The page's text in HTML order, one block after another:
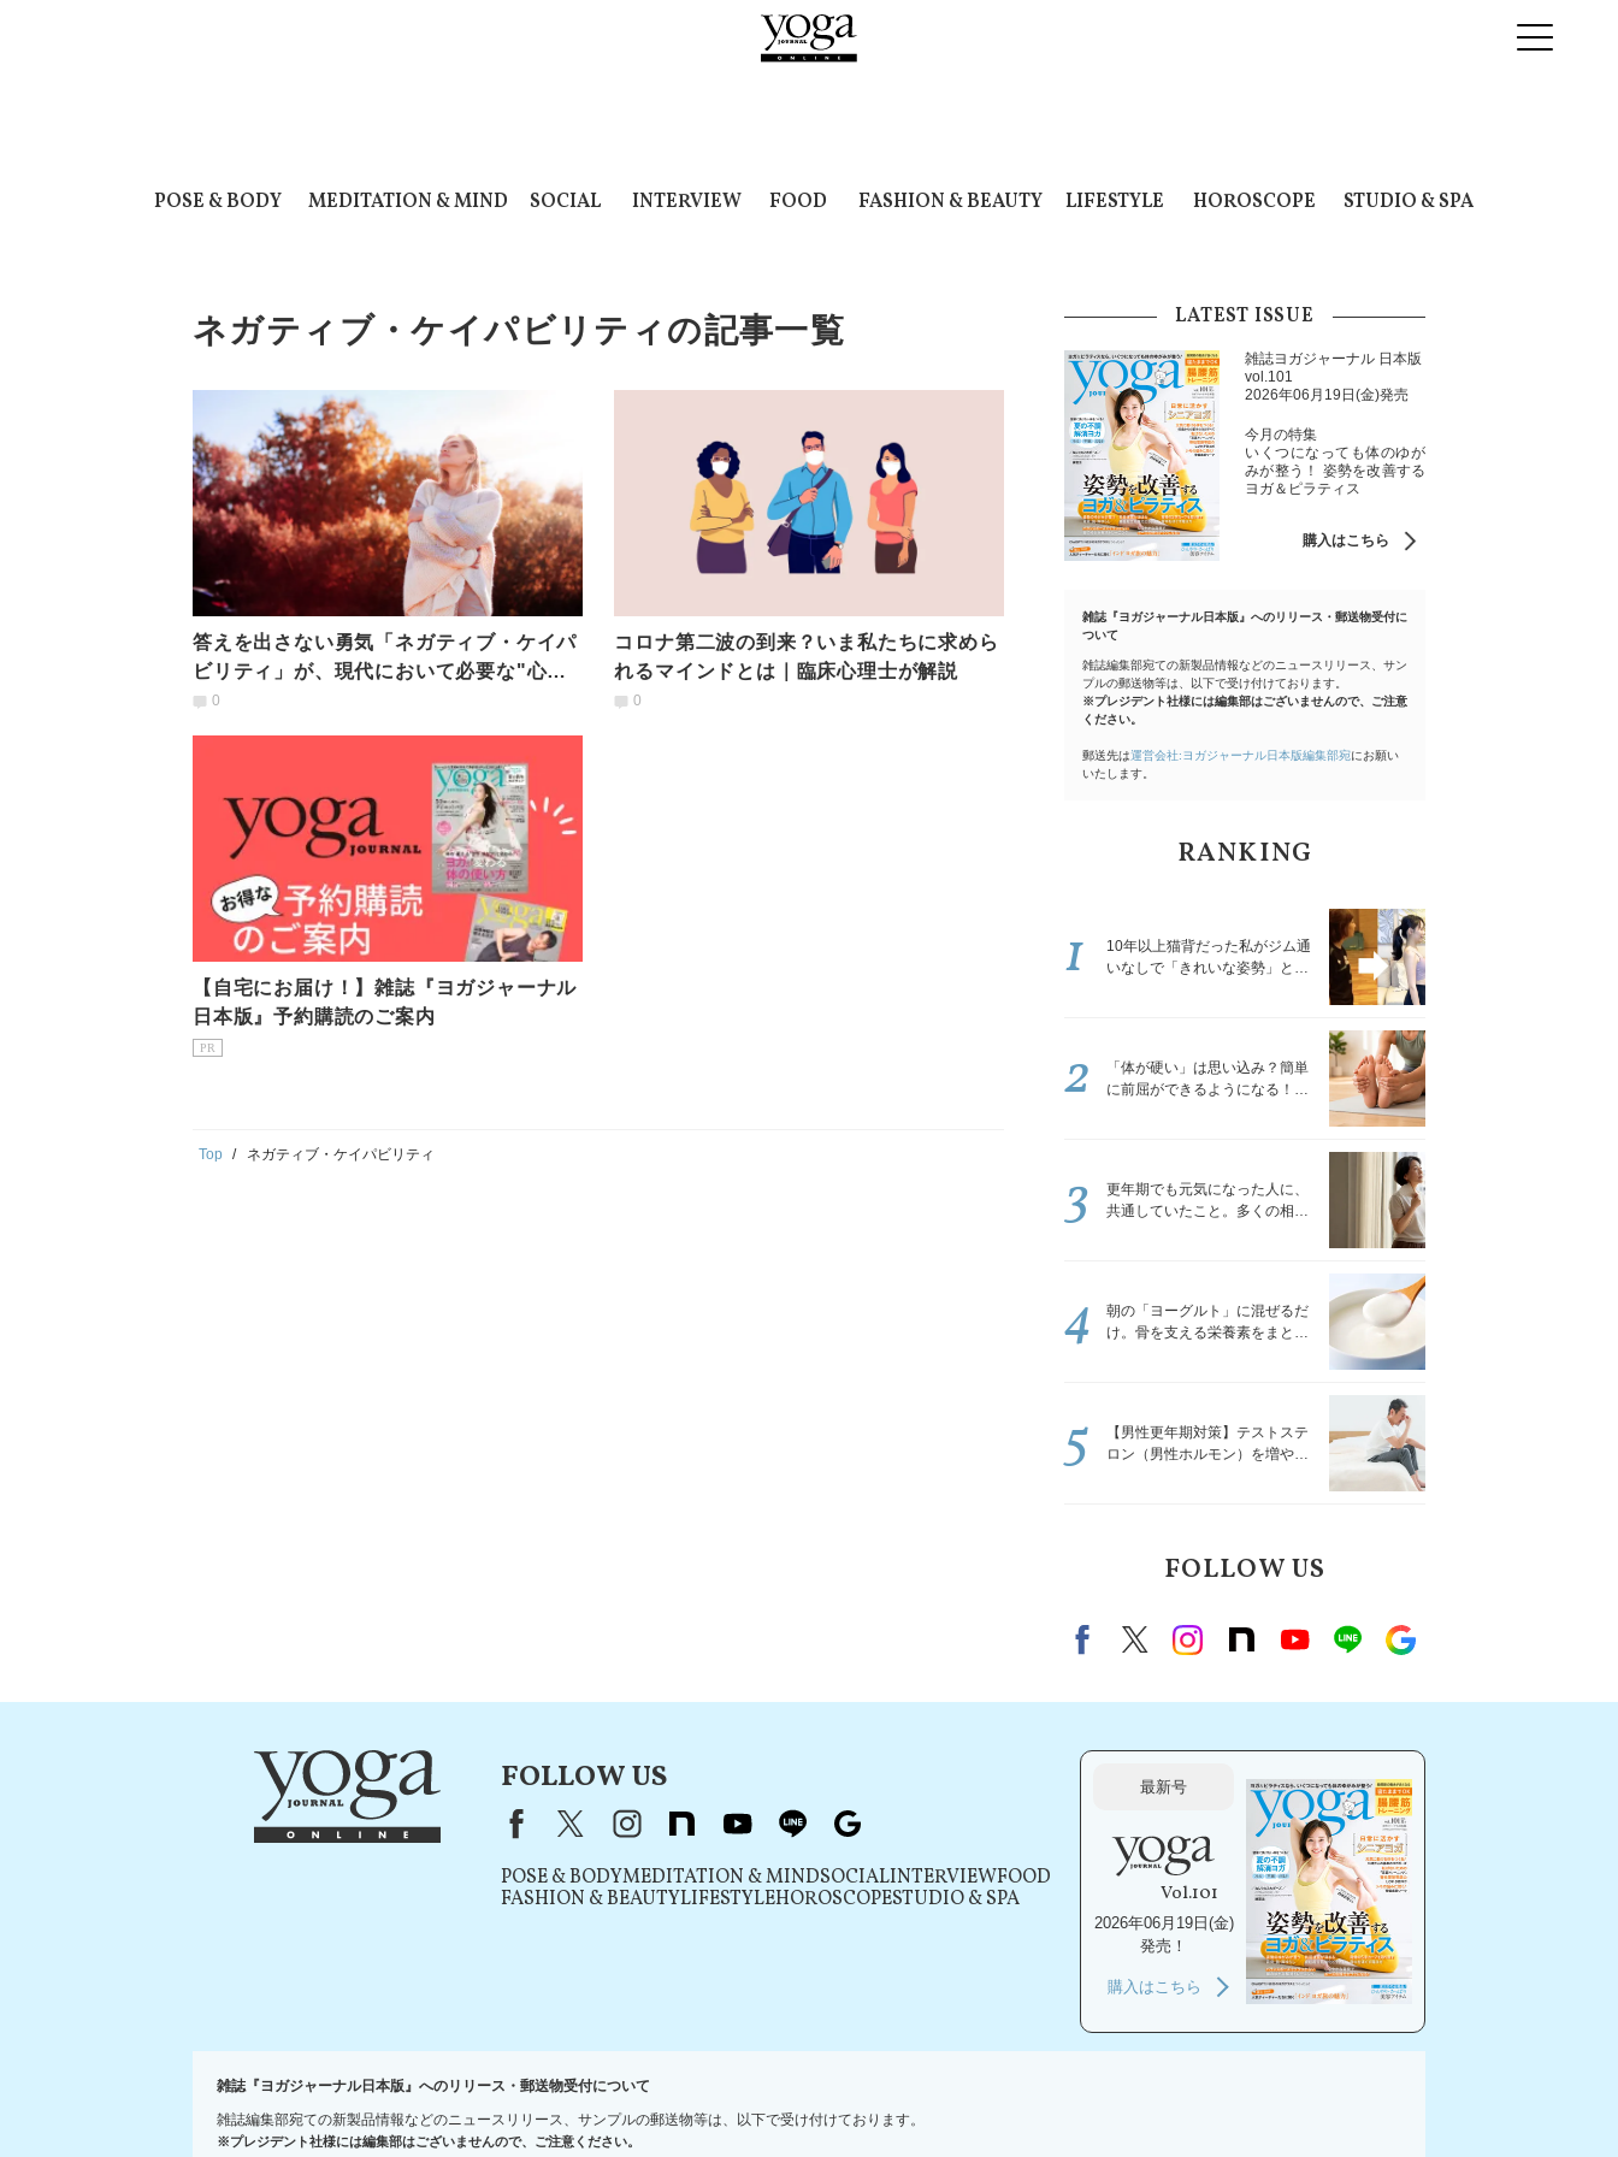
POSE & BODY MEDITATION & MIND SOCIAL INTERVIEW FOOD FASHION & BEAUTY LIFESTYLE HOROSCOPE STUDIO & SPA
ネガティブ・ケイパビリティの記事一覧
答えを出さない勇気「ネガティブ・ケイパ
ビリティ」が、現代において必要な"心の
知性"であるのはなぜか？
0
コロナ第二波の到来？いま私たちに求めら
れるマインドとは｜臨床心理士が解説
0
【自宅にお届け！】雑誌『ヨガジャーナル
日本版』予約購読のご案内
PR
Top ネガティブ・ケイパビリティ
LATEST ISSUE
雑誌ヨガジャーナル 日本版
vol.101
2026年06月19日(金)発売
今月の特集
いくつになっても体のゆが
みが整う！ 姿勢を改善する
ヨガ＆ピラティス
購入はこちら
雑誌『ヨガジャーナル日本版』へのリリース・郵送物受付に
ついて
雑誌編集部宛ての新製品情報などのニュースリリース、サン
プルの郵送物等は、以下で受け付けております。
※プレジデント社様には編集部はございませんので、ご注意
ください。
郵送先は運営会社:ヨガジャーナル日本版編集部宛にお願い
いたします。
RANKING
10年以上猫背だった私がジム通
いなしで「きれいな姿勢」と褒
1
「体が硬い」は思い込み？簡単
に前屈ができるようになる！腿
2
更年期でも元気になった人に、
共通していたこと。多くの相談
3
朝の「ヨーグルト」に混ぜるだ
け。骨を支える栄養素をまとめ
4
【男性更年期対策】テストステ
ロン（男性ホルモン）を増やす
5
FOLLOW US
FacebookX（旧twitter）
instagram
note Youtubeline
FOLLOW US
FacebookX（旧Twitter）
instagram
note youtube line
POSE & BODYMEDITATION & MINDSOCIALINTERVIEWFOOD
FASHION & BEAUTYLIFESTYLEHOROSCOPESTUDIO & SPA
最新号
Vol.101
2026年06月19日(金)
発売！
購入はこちら
雑誌『ヨガジャーナル日本版』へのリリース・郵送物受付について
雑誌編集部宛ての新製品情報などのニュースリリース、サンプルの郵送物等は、以下で受け付けております。
※プレジデント社様には編集部はございませんので、ご注意ください。